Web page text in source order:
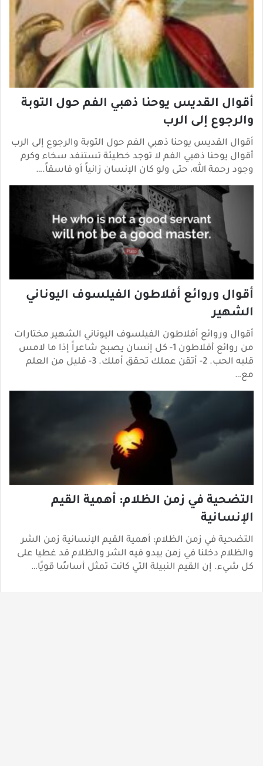
أقوال القديس يوحنا ذهبي الفم حول التوبة
والرجوع إلى الرب
أقوال القديس يوحنا ذهبي الفم حول التوبة والرجوع إلى الرب
أقوال يوحنا ذهبي الفم لا توجد خطيئة تستنفد سخاء وكرم
وجود رحمة الله، حتى ولو كان الإنسان زانياً أو فاسقاً.…
أقوال وروائع أفلاطون الفيلسوف اليوناني
الشهير
أقوال وروائع أفلاطون الفيلسوف اليوناني الشهير مختارات
من روائع أفلاطون 1- كل إنسان يصبح شاعراً إذا ما لامس
قلبه الحب. 2- أتقن عملك تحقق أملك. 3- قليل من العلم
مع…
التضحية في زمن الظلام: أهمية القيم
الإنسانية
التضحية في زمن الظلام: أهمية القيم الإنسانية زمن الشر
والظلام دخلنا في زمن يبدو فيه الشر والظلام قد غطيا على
كل شيء. إن القيم النبيلة التي كانت تمثل أساسًا قويًا…